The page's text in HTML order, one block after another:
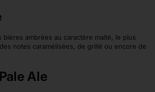
bières ambrées au caractère malté, le plus
notes caramélisées, de grillé ou encore de
Ale